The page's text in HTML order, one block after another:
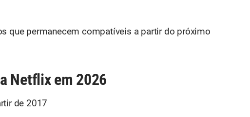
que permanecem compatíveis a partir do próximo
Netflix em 2026
de 2017